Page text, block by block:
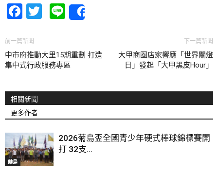
Facebook
Twitter
Line
前一篇新聞
中市府推動大里15期重劃 打造
集中式行政服務專區
下一篇新聞
大甲商圈店家響應「世界關燈
日」發起「大甲黑皮Hour」
相關新聞
更多作者
離島
2026菊島盃全國青少年硬式棒球錦標賽開
打 32支...